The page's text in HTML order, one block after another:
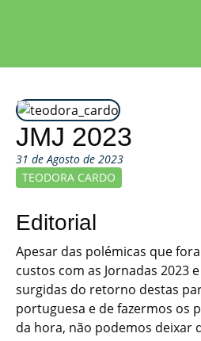
JMJ 2023
31 de Agosto de 2023
TEODORA CARDO
Editorial
Apesar das polémicas que
custos com as Jornadas 2023
surgidas do retorno destas
portuguesa e de fazermos os
da hora, não podemos deixar